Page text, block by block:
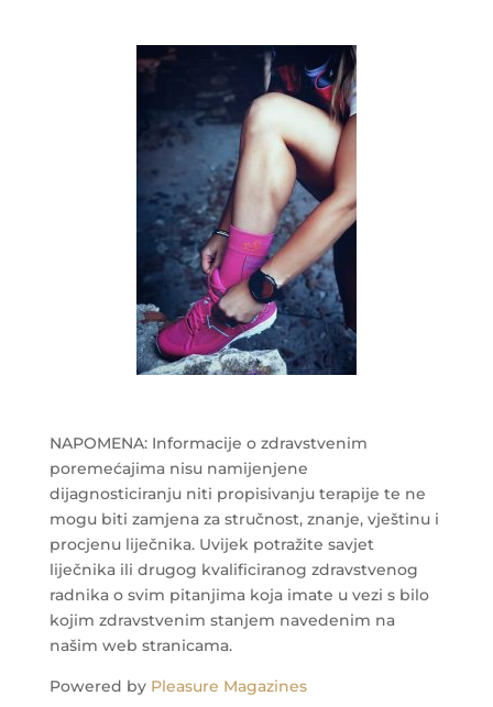
NAPOMENA: Informacije o zdravstvenim
poremećajima nisu namijenjene
dijagnosticiranju niti propisivanju terapije te ne
mogu biti zamjena za stručnost, znanje, vještinu i
procjenu liječnika. Uvijek potražite savjet
liječnika ili drugog kvalificiranog zdravstvenog
radnika o svim pitanjima koja imate u vezi s bilo
kojim zdravstvenim stanjem navedenim na
našim web stranicama.
Powered by Pleasure Magazines